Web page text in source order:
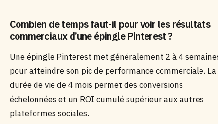
Combien de temps faut-il pour voir les résultats
commerciaux d’une épingle Pinterest ?
Une épingle Pinterest met généralement 2 à 4
pour atteindre son pic de performance commerciale. La
durée de vie de 4 mois permet des conversions
échelonnées et un ROI cumulé supérieur aux autres
plateformes sociales.